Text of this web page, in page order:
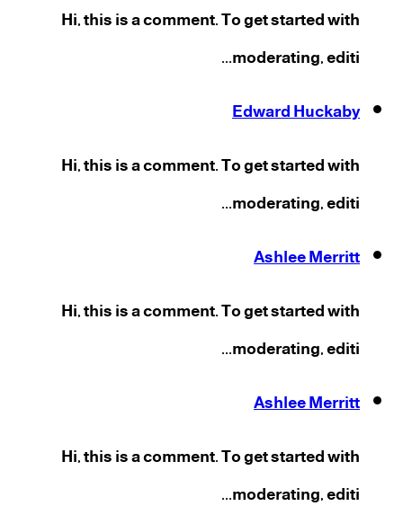
Hi, this is a comment. To get started with
moderating, editi...
Edward Huckaby
Hi, this is a comment. To get started with
moderating, editi...
Ashlee Merritt
Hi, this is a comment. To get started with
moderating, editi...
Ashlee Merritt
Hi, this is a comment. To get started with
moderating, editi...